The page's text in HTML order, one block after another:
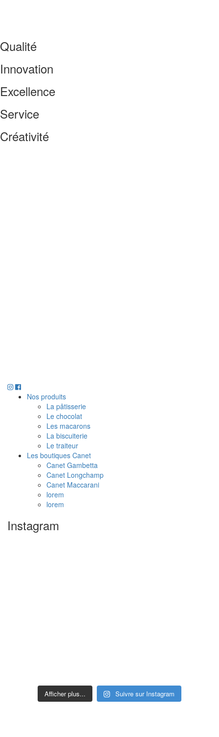
Qualité
Innovation
Excellence
Service
Créativité
Nos produits
La pâtisserie
Le chocolat
Les macarons
La biscuiterie
Le traiteur
Les boutiques Canet
Canet Gambetta
Canet Longchamp
Canet Maccarani
lorem
lorem
Instagram
Afficher plus... Suivre sur Instagram